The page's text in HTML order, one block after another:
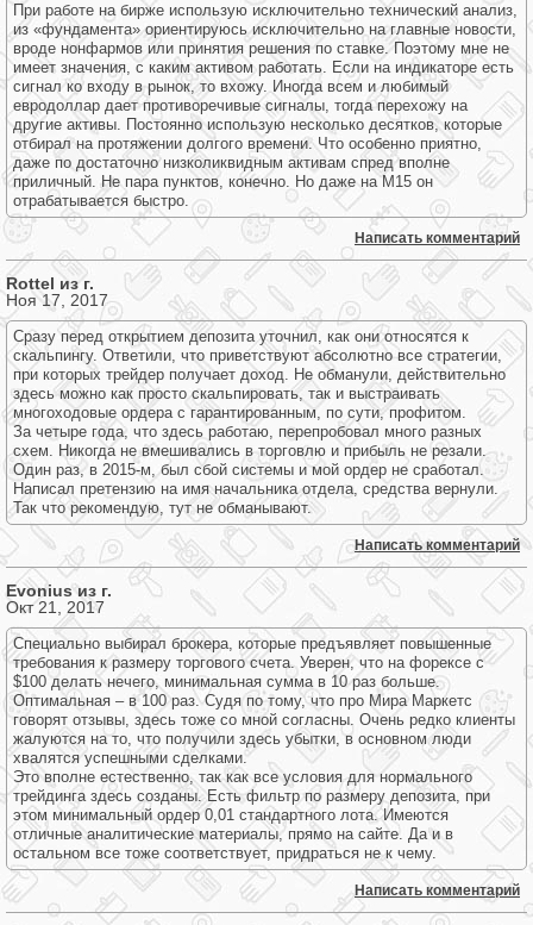
При работе на бирже использую исключительно технический анализ,
из «фундамента» ориентируюсь исключительно на главные новости,
вроде нонфармов или принятия решения по ставке. Поэтому мне не
имеет значения, с каким активом работать. Если на индикаторе есть
сигнал ко входу в рынок, то вхожу. Иногда всем и любимый
евродоллар дает противоречивые сигналы, тогда перехожу на
другие активы. Постоянно использую несколько десятков, которые
отбирал на протяжении долгого времени. Что особенно приятно,
даже по достаточно низколиквидным активам спред вполне
приличный. Не пара пунктов, конечно. Но даже на М15 он
отрабатывается быстро.
Написать комментарий
Rottel из г.
Ноя 17, 2017
Сразу перед открытием депозита уточнил, как они относятся к
скальпингу. Ответили, что приветствуют абсолютно все стратегии,
при которых трейдер получает доход. Не обманули, действительно
здесь можно как просто скальпировать, так и выстраивать
многоходовые ордера с гарантированным, по сути, профитом.
За четыре года, что здесь работаю, перепробовал много разных
схем. Никогда не вмешивались в торговлю и прибыль не резали.
Один раз, в 2015-м, был сбой системы и мой ордер не сработал.
Написал претензию на имя начальника отдела, средства вернули.
Так что рекомендую, тут не обманывают.
Написать комментарий
Evonius из г.
Окт 21, 2017
Специально выбирал брокера, которые предъявляет повышенные
требования к размеру торгового счета. Уверен, что на форексе с
$100 делать нечего, минимальная сумма в 10 раз больше.
Оптимальная – в 100 раз. Судя по тому, что про Мира Маркетс
говорят отзывы, здесь тоже со мной согласны. Очень редко клиенты
жалуются на то, что получили здесь убытки, в основном люди
хвалятся успешными сделками.
Это вполне естественно, так как все условия для нормального
трейдинга здесь созданы. Есть фильтр по размеру депозита, при
этом минимальный ордер 0,01 стандартного лота. Имеются
отличные аналитические материалы, прямо на сайте. Да и в
остальном все тоже соответствует, придраться не к чему.
Написать комментарий